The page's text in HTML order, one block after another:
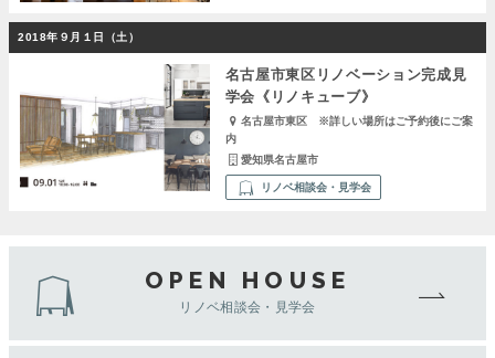
2018年９月１日（土）
名古屋市東区リノベーション完成見
学会《リノキューブ》
名古屋市東区 ※詳しい場所はご予約後にご案
内
愛知県名古屋市
リノベ相談会・見学会
OPEN HOUSE
リノベ相談会・見学会